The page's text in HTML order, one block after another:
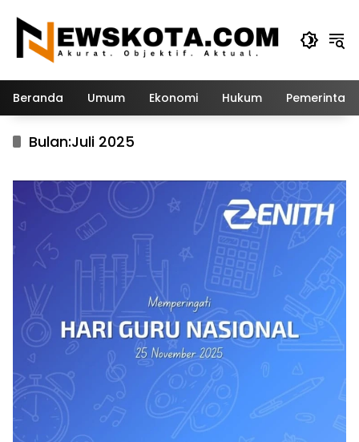
konten
Beranda Umum Ekonomi Hukum
Bulan:Juli 2025